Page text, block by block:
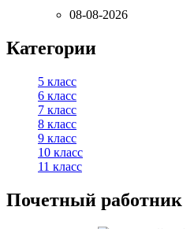
08-08-2026
Категории
5 класс
6 класс
7 класс
8 класс
9 класс
10 класс
11 класс
Почетный работник